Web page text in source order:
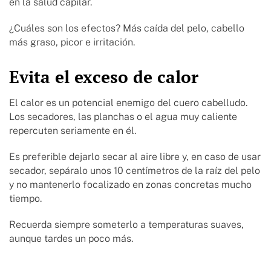
¿Cuáles son los efectos? Más caída del pelo, cabello
más graso, picor e irritación.
Evita el exceso de calor
El calor es un potencial enemigo del cuero cabelludo.
Los secadores, las planchas o el agua muy caliente
repercuten seriamente en él.
Es preferible dejarlo secar al aire libre y, en caso de usar
secador, sepáralo unos 10 centímetros de la raíz del pelo
y no mantenerlo focalizado en zonas concretas mucho
tiempo.
Recuerda siempre someterlo a temperaturas suaves,
aunque tardes un poco más.